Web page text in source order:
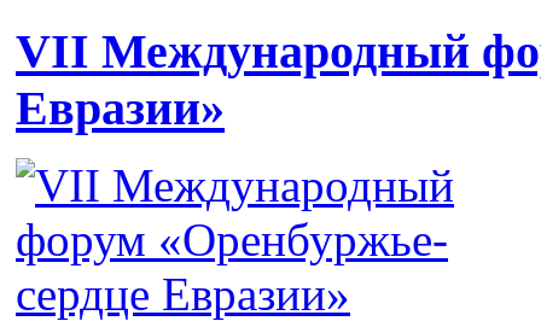
VII Международный
Евразии»